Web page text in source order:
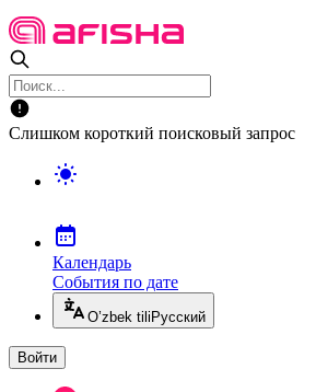
Слишком короткий поисковый запрос
Календарь
События по дате
O’zbek tili Русский
Войти